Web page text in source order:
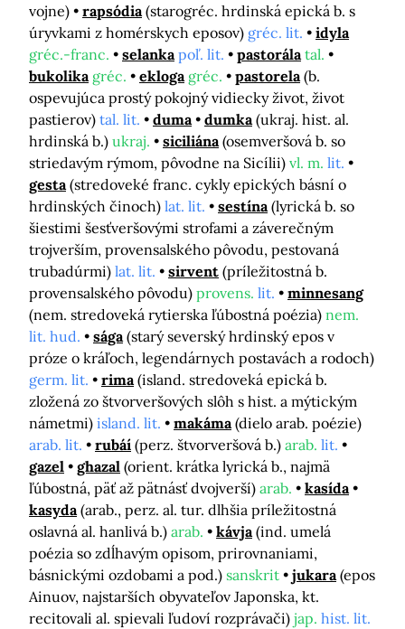
vojne)
rapsódia (starogréc. hrdinská epická b. s
úryvkami z homérskych eposov) gréc. lit.
idyla
gréc.-franc.
selanka poľ. lit. pastorála tal.
bukolika gréc. ekloga gréc. pastorela (b.
ospevujúca prostý pokojný vidiecky život, život
pastierov) tal. lit. duma dumka (ukraj. hist. al.
hrdinská b.) ukraj. siciliána (osemveršová b. so
striedavým rýmom, pôvodne na Sicílii) vl. m. lit.
gesta (stredoveké franc. cykly epických básní o
hrdinských činoch) lat. lit. sestína (lyrická b. so
šiestimi šesťveršovými strofami a záverečným
trojverším, provensalského pôvodu, pestovaná
trubadúrmi) lat. lit. sirvent (príležitostná b.
provensalského pôvodu) provens. lit.
minnesang
(nem. stredoveká rytierska ľúbostná poézia) nem.
lit. hud.
sága (starý severský hrdinský epos v
próze o kráľoch, legendárnych postavách a rodoch)
germ. lit.
rima (island. stredoveká epická b.
zložená zo štvorveršových slôh s hist. a mýtickým
námetmi) island. lit. makáma (dielo arab. poézie)
arab. lit.
rubáí (perz. štvorveršová b.) arab. lit.
gazel
ghazal (orient. krátka lyrická b., najmä
ľúbostná, päť až pätnásť dvojverší) arab.
kasída
kasyda (arab., perz. al. tur. dlhšia príležitostná
oslavná al. hanlivá b.) arab. kávja (ind. umelá
poézia so zdĺhavým opisom, prirovnaniami,
básnickými ozdobami a pod.) sanskrit jukara (epos
Ainuov, najstarších obyvateľov Japonska, kt.
recitovali al. spievali ľudoví rozprávači) jap. hist. lit.